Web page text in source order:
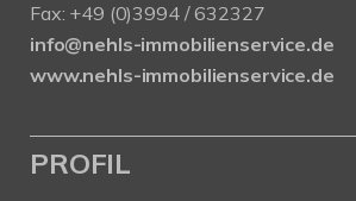
Fax: +49 (0)3994 / 632327
info@nehls-immobilienservice.de
www.nehls-immobilienservice.de
PROFIL